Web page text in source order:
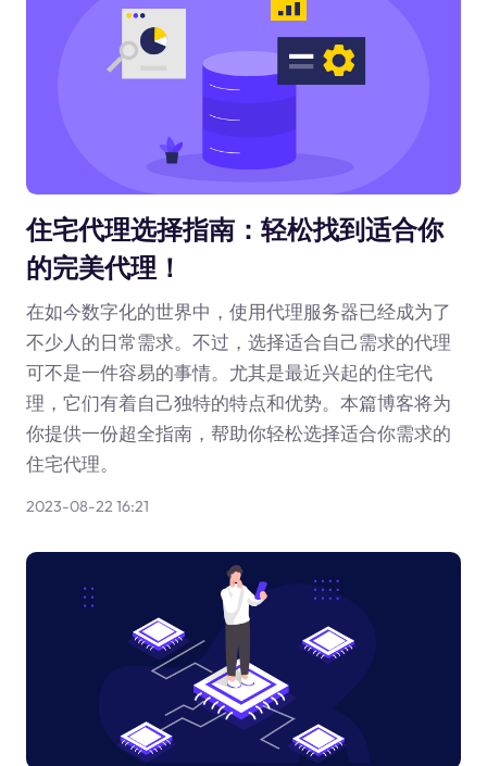
住宅代理选择指南：轻松找到适合你
的完美代理！
在如今数字化的世界中，使用代理服务器已经成为了
不少人的日常需求。不过，选择适合自己需求的代理
可不是一件容易的事情。尤其是最近兴起的住宅代
理，它们有着自己独特的特点和优势。本篇博客将为
你提供一份超全指南，帮助你轻松选择适合你需求的
住宅代理。
2023-08-22 16:21